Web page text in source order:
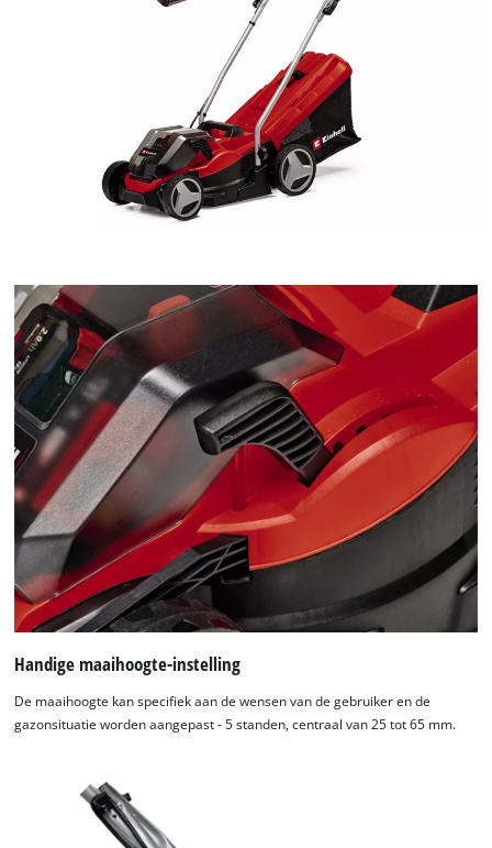
Handige maaihoogte-instelling
De maaihoogte kan specifiek aan de wensen van de gebruiker en de
gazonsituatie worden aangepast - 5 standen, centraal van 25 tot 65 mm.